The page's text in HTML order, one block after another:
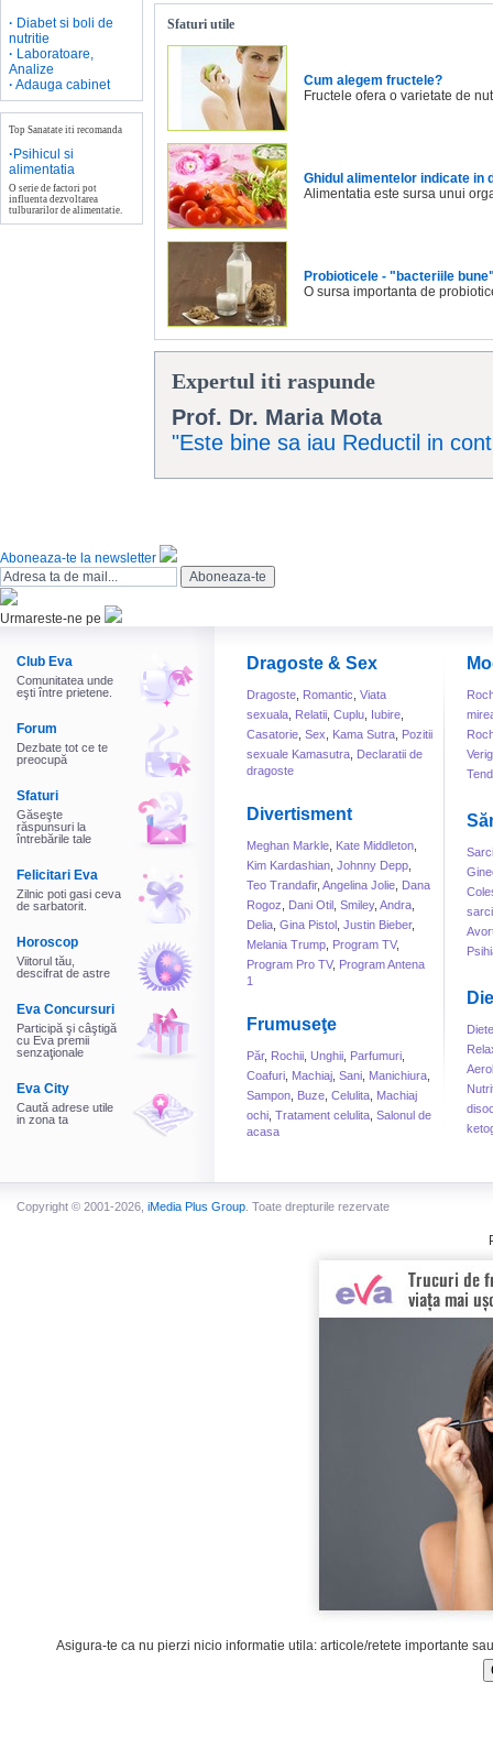
· Diabet si boli de
nutritie
· Laboratoare,
Analize
· Adauga cabinet
Top Sanatate iti recomanda
· Psihicul si
alimentatia
O serie de factori pot
influenta dezvoltarea
tulburarilor de alimentatie.
Sfaturi utile
Cum alegem fructele?
Fructele ofera o varietate de
Ghidul alimentelor indicate in
Alimentatia este sursa unui
Probioticele - "bacteriile
O sursa importanta de
Expertul iti raspunde
Prof. Dr. Maria Mota
"Este bine sa iau Reductil in
Aboneaza-te la newsletter
Urmareste-ne pe
Club Eva
Comunitatea unde
eşti între prietene.
Forum
Dezbate tot ce te
preocupă
Sfaturi
Găseşte
răspunsuri la
întrebările tale
Felicitari Eva
Zilnic poti gasi ceva
de sarbatorit.
Horoscop
Viitorul tău,
descifrat de astre
Eva Concursuri
Participă şi câştigă
cu Eva premii
senzaţionale
Eva City
Caută adrese utile
in zona ta
Dragoste & Sex
Dragoste Romantic Viata
sexuala Relatii Cuplu Iubire
Casatorie Sex Kama Sutra Pozitii
sexuale Kamasutra Declaratii de
dragoste
Divertisment
Meghan Markle Kate Middleton
Kim Kardashian Johnny Depp
Teo Trandafir, Angelina Jolie Dana
Rogoz
Dani Otil Smiley, Andra
Delia Gina Pistol Justin Bieber,
Melania Trump Program TV,
Program Pro TV, Program Antena
1
Frumuseţe
Păr, Rochii Unghii Parfumuri
Coafuri Machiaj Sani Manichiura
Sampon Buze Celulita Machiaj
ochi Tratament celulita Salonul de
acasa
Diete
Copyright © 2001-2026, iMedia Plus Group . Toate drepturile rezervate
Asigura-te ca nu pierzi nicio informatie utila: articole/retete importante